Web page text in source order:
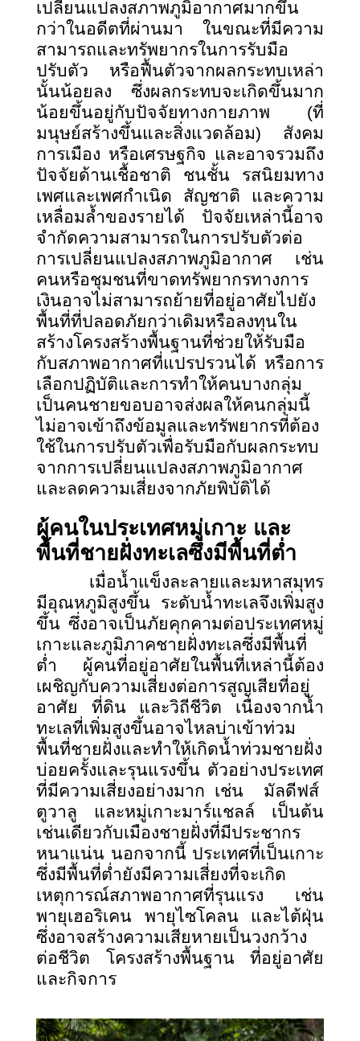
เปลี่ยนแปลงสภาพภูมิอากาศมากขึ้น
กว่าในอดีตที่ผ่านมา ในขณะที่มีความ
สามารถและทรัพยากรในการรับมือ
ปรับตัว หรือฟื้นตัวจากผลกระทบเหล่า
นั้นน้อยลง ซึ่งผลกระทบจะเกิดขึ้นมาก
น้อยขึ้นอยู่กับปัจจัยทางกายภาพ (ที่
มนุษย์สร้างขึ้นและสิ่งแวดล้อม) สังคม
การเมือง หรือเศรษฐกิจ และอาจรวมถึง
ปัจจัยด้านเชื้อชาติ ชนชั้น รสนิยมทาง
เพศและเพศกำเนิด สัญชาติ และความ
เหลื่อมล้ำของรายได้ ปัจจัยเหล่านี้อาจ
จำกัดความสามารถในการปรับตัวต่อ
การเปลี่ยนแปลงสภาพภูมิอากาศ เช่น
คนหรือชุมชนที่ขาดทรัพยากรทางการ
เงินอาจไม่สามารถย้ายที่อยู่อาศัยไปยัง
พื้นที่ที่ปลอดภัยกว่าเดิมหรือลงทุนใน
สร้างโครงสร้างพื้นฐานที่ช่วยให้รับมือ
กับสภาพอากาศที่แปรปรวนได้ หรือการ
เลือกปฏิบัติและการทำให้คนบางกลุ่ม
เป็นคนชายขอบอาจส่งผลให้คนกลุ่มนี้
ไม่อาจเข้าถึงข้อมูลและทรัพยากรที่ต้อง
ใช้ในการปรับตัวเพื่อรับมือกับผลกระทบ
จากการเปลี่ยนแปลงสภาพภูมิอากาศ
และลดความเสี่ยงจากภัยพิบัติได้
ผู้คนในประเทศหมู่เกาะ และ
พื้นที่ชายฝั่งทะเลซึ่งมีพื้นที่ต่ำ
เมื่อน้ำแข็งละลายและมหาสมุทร
มีอุณหภูมิสูงขึ้น ระดับน้ำทะเลจึงเพิ่มสูง
ขึ้น ซึ่งอาจเป็นภัยคุกคามต่อประเทศหมู่
เกาะและภูมิภาคชายฝั่งทะเลซึ่งมีพื้นที่
ต่ำ ผู้คนที่อยู่อาศัยในพื้นที่เหล่านี้ต้อง
เผชิญกับความเสี่ยงต่อการสูญเสียที่อยู่
อาศัย ที่ดิน และวิถีชีวิต เนื่องจากน้ำ
ทะเลที่เพิ่มสูงขึ้นอาจไหลบ่าเข้าท่วม
พื้นที่ชายฝั่งและทำให้เกิดน้ำท่วมชายฝั่ง
บ่อยครั้งและรุนแรงขึ้น ตัวอย่างประเทศ
ที่มีความเสี่ยงอย่างมาก เช่น มัลดีฟส์
ตูวาลู และหมู่เกาะมาร์แชลล์ เป็นต้น
เช่นเดียวกับเมืองชายฝั่งที่มีประชากร
หนาแน่น นอกจากนี้ ประเทศที่เป็นเกาะ
ซึ่งมีพื้นที่ต่ำยังมีความเสี่ยงที่จะเกิด
เหตุการณ์สภาพอากาศที่รุนแรง เช่น
พายุเฮอริเคน พายุไซโคลน และไต้ฝุ่น
ซึ่งอาจสร้างความเสียหายเป็นวงกว้าง
ต่อชีวิต โครงสร้างพื้นฐาน ที่อยู่อาศัย
และกิจการ